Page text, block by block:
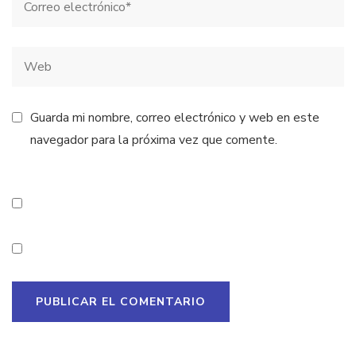
Guarda mi nombre, correo electrónico y web en este
navegador para la próxima vez que comente.